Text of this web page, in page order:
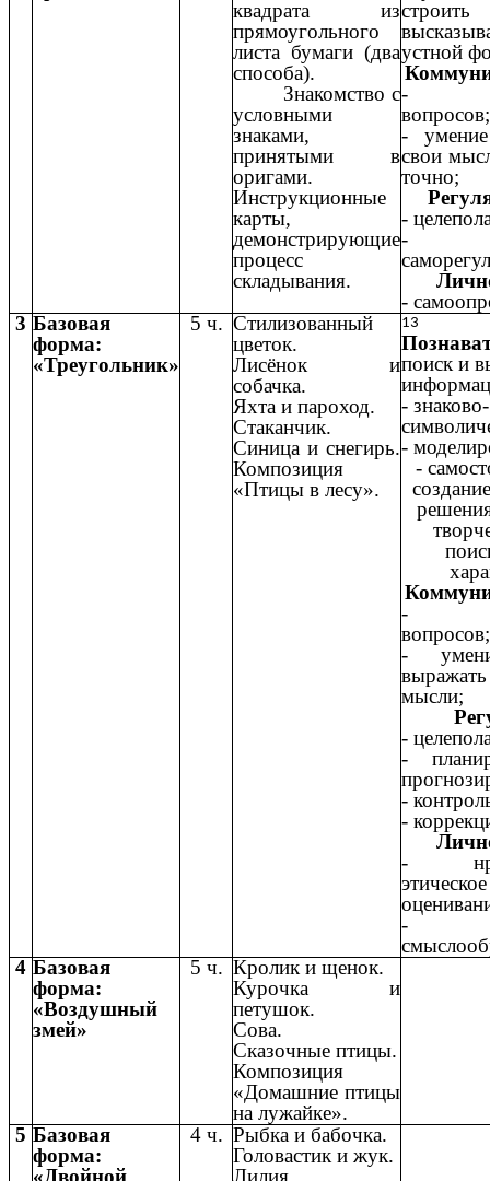
квадрата из
прямоугольного
листа бумаги (два
способа).
Знакомство с
условными
знаками,
принятыми в
оригами.
Инструкционные
карты,
демонстрирующие
процесс
складывания.
устной
-
вопросов;
-
свои
точно;
-
-
-
3 Базовая
форма:
«Треугольник»
5 ч. Стилизованный
цветок.
Лисёнок и
собачка.
Яхта и пароход.
Стаканчик.
Синица и снегирь.
Композиция
«Птицы в лесу».
13
поиск и
- знаково-
-
-
-
вопросов;
-
мысли;
-
-
-
-
-
этическое
-
4 Базовая
форма:
«Воздушный
змей»
5 ч. Кролик и щенок.
Курочка и
петушок.
Сова.
Сказочные птицы.
Композиция
«Домашние птицы
на лужайке».
5 Базовая
форма:
«Двойной
4 ч. Рыбка и бабочка.
Головастик и жук.
Лилия.